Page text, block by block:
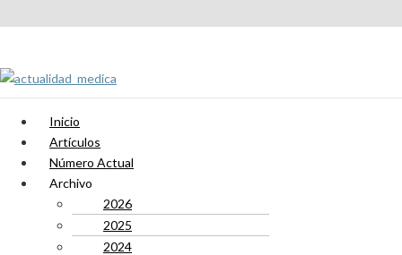
Inicio
Artículos
Número Actual
Archivo
2026
2025
2024